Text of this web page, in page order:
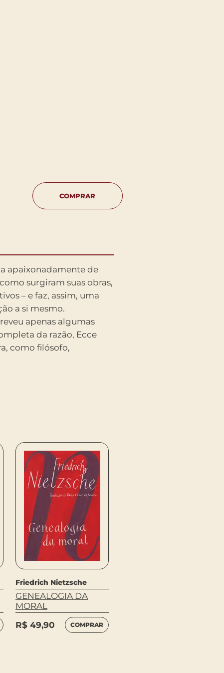
COMPRAR
apaixonadamente de
surgiram suas obras,
– e faz, assim, uma
a si mesmo.
apenas algumas
Friedrich Nietzsche
GENEALOGIA DA
MORAL
R$ 49,90 COMPRAR